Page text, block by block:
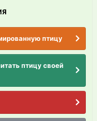
птицу
птицу своей